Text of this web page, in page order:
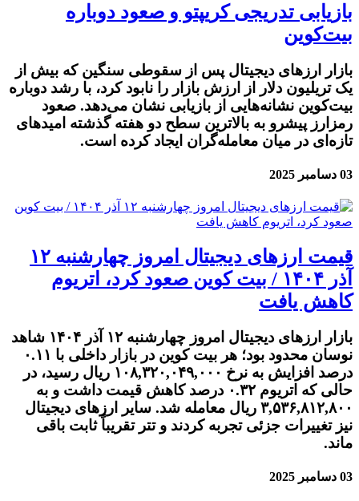
بازیابی تدریجی کریپتو و صعود دوباره
بیت‌کوین
بازار ارزهای دیجیتال پس از سقوطی سنگین که بیش از
یک تریلیون دلار از ارزش بازار را نابود کرد، با رشد دوباره
بیت‌کوین نشانه‌هایی از بازیابی نشان می‌دهد. صعود
رمزارز پیشرو به بالاترین سطح دو هفته گذشته امیدهای
تازه‌ای در میان معامله‌گران ایجاد کرده است.
03 دسامبر 2025
قیمت ارز‌های دیجیتال امروز چهارشنبه ۱۲
آذر ۱۴۰۴ / بیت کوین صعود کرد، اتریوم
کاهش یافت
بازار ارزهای دیجیتال امروز چهارشنبه ۱۲ آذر ۱۴۰۴ شاهد
نوسان محدود بود؛ هر بیت کوین در بازار داخلی با ۰.۱۱
درصد افزایش به نرخ ۱۰۸,۳۲۰,۰۴۹,۰۰۰ ریال رسید، در
حالی که اتریوم ۰.۳۲ درصد کاهش قیمت داشت و به
۳,۵۳۶,۸۱۲,۸۰۰ ریال معامله شد. سایر ارزهای دیجیتال
نیز تغییرات جزئی تجربه کردند و تتر تقریباً ثابت باقی
ماند.
03 دسامبر 2025